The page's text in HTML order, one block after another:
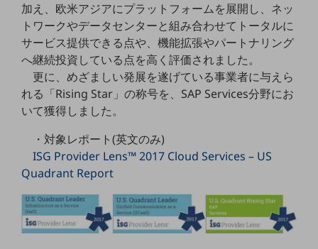
データ利活用
運用管理
業務支援・マーケティング
災害対策・BCP
課題・ニーズで探す
コミュニケーション・情報共有
マーケティング
業務効率化
災害対策
加え、欧米アジアにプラットフォームを展開し、ネッ
トワークやデータセンターと組み合わせてトータルに
サービス提供できる点や、機能拡張やパートナリング
へ継続投資している点を高く評価されました。
更に、めざましい発展を遂げている事業者に与えら
れる「Rising Star」の称号を、SAP Services分野にお
いて獲得しました。
・対象レポート(英文のみ)
ISG Provider Lens™ 2017 Cloud Services – US
Quadrant Report